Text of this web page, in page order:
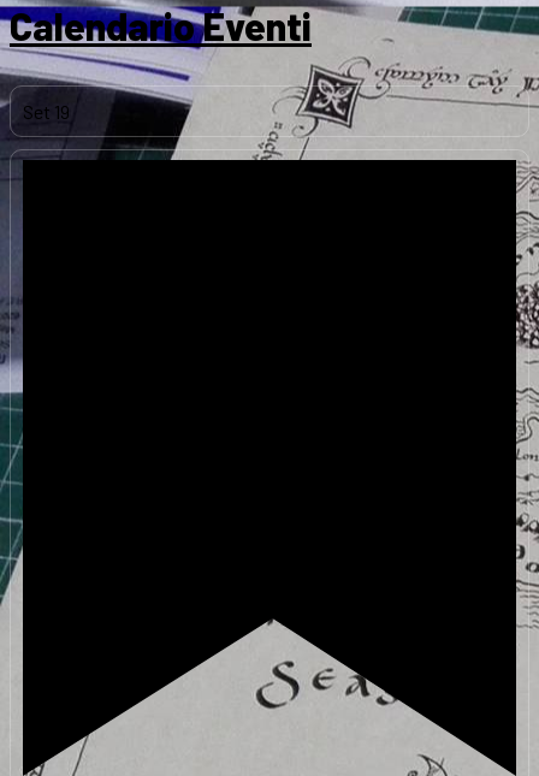
Calendario Eventi
Set 19